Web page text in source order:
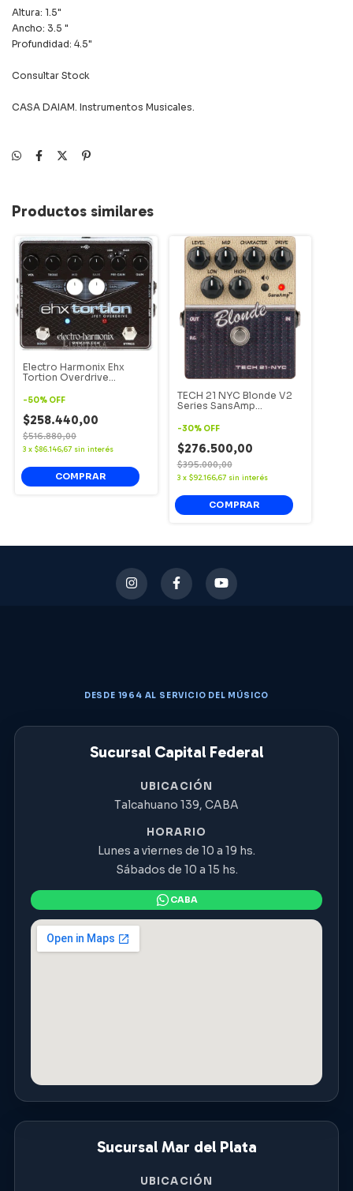
Altura: 1.5"
Ancho: 3.5 "
Profundidad: 4.5"
Consultar Stock
CASA DAIAM. Instrumentos Musicales.
Productos similares
Electro Harmonix Ehx
Tortion Overdrive
-50% OFF
$258.440,00
$516.880,00
3 x $86.146,67 sin interés
TECH 21 NYC Blonde V2
Series SansAmp
-30% OFF
$276.500,00
$395.000,00
3 x $92.166,67 sin interés
DESDE 1964 AL SERVICIO DEL MÚSICO
Sucursal Capital Federal
UBICACIÓN
Talcahuano 139, CABA
HORARIO
Lunes a viernes de 10 a 19 hs.
Sábados de 10 a 15 hs.
Sucursal Mar del Plata
UBICACIÓN